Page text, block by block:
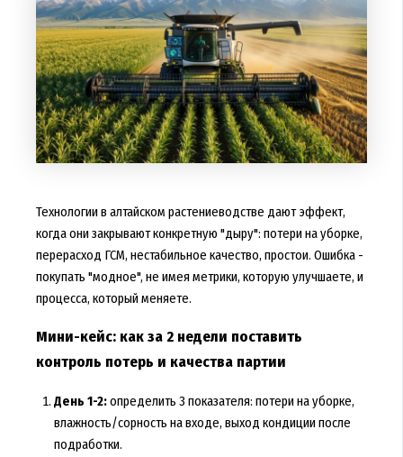
Технологии в алтайском растениеводстве дают эффект,
когда они закрывают конкретную "дыру": потери на уборке,
перерасход ГСМ, нестабильное качество, простои. Ошибка -
покупать "модное", не имея метрики, которую улучшаете, и
процесса, который меняете.
Мини-кейс: как за 2 недели поставить
контроль потерь и качества партии
День 1-2:определить 3 показателя: потери на уборке,
влажность/сорность на входе, выход кондиции после
подработки.